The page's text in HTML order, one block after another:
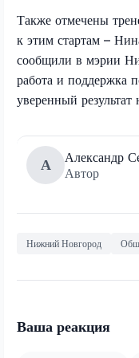
Также отмечены
к этим стартам –
сообщили в мэрии
работа и поддержка
уверенный
А
Александр
Автор
Нижний Новгород
Ваша реакция